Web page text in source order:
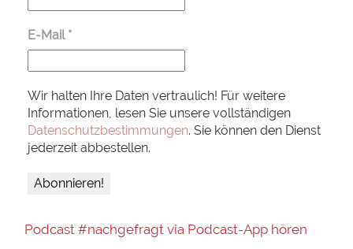
E-Mail *
Wir halten Ihre Daten vertraulich! Für weitere
Informationen, lesen Sie unsere vollständigen
Datenschutzbestimmungen. Sie können den Dienst
jederzeit abbestellen.
Podcast #nachgefragt via Podcast-App hören